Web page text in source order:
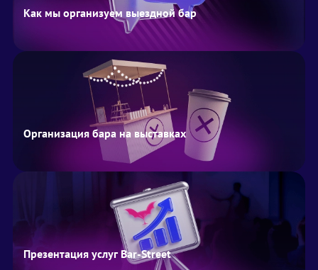
Как мы организуем выездной бар
Организация бара на выставках
Презентация услуг Bar-Street